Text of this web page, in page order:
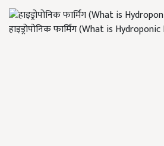
हाइड्रोपोनिक फार्मिंग (What is